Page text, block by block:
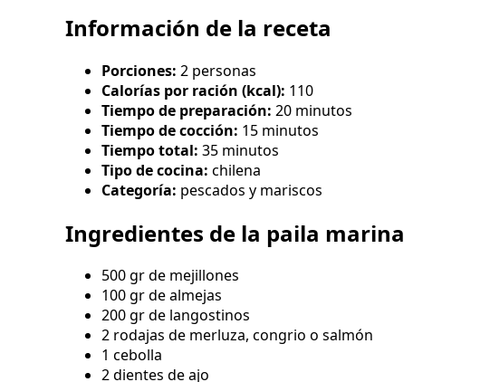
Información de la receta
Porciones: 2 personas
Calorías por ración (kcal): 110
Tiempo de preparación: 20 minutos
Tiempo de cocción: 15 minutos
Tiempo total: 35 minutos
Tipo de cocina: chilena
Categoría: pescados y mariscos
Ingredientes de la paila marina
500 gr de mejillones
100 gr de almejas
200 gr de langostinos
2 rodajas de merluza, congrio o salmón
1 cebolla
2 dientes de ajo